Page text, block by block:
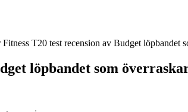
Fitness T20 test recension av Budget löpbandet
löpbandet som